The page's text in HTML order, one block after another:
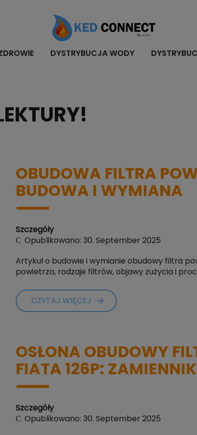
DYSTRYBUCJA WODY
OBUDOWA FILTRA
BUDOWA I WYMIANA
Szczegóły
Opublikowano: 30. September 2025
Artykuł o budowie i wymianie obudowy filtra
powietrza, rodzaje filtrów, objawy zużycia i
CZYTAJ WIĘCEJ
OSŁONA OBUDOWY
FIATA 126P:
Szczegóły
Opublikowano: 30. September 2025